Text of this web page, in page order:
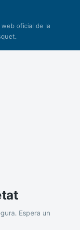
oficial de la
Espera un